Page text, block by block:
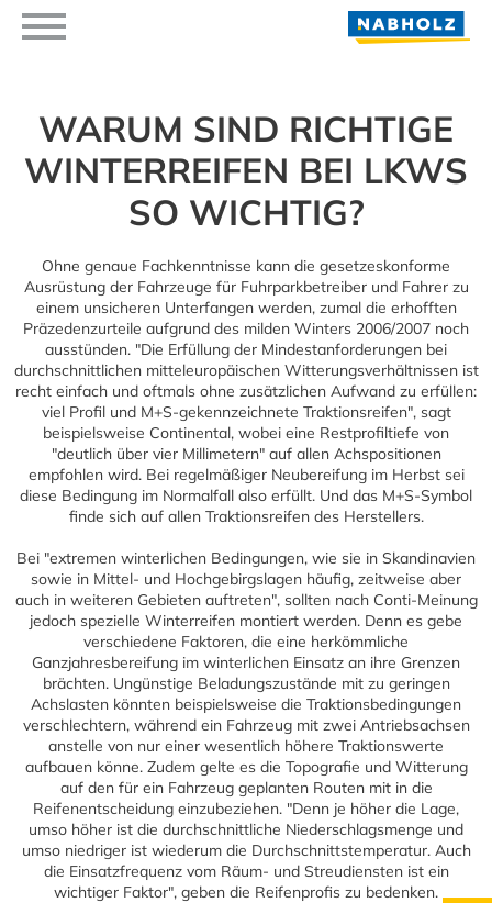
WARUM SIND RICHTIGE
WINTERREIFEN BEI LKWS
SO WICHTIG?
Ohne genaue Fachkenntnisse kann die gesetzeskonforme
Ausrüstung der Fahrzeuge für Fuhrparkbetreiber und Fahrer zu
einem unsicheren Unterfangen werden, zumal die erhofften
Präzedenzurteile aufgrund des milden Winters 2006/2007 noch
ausstünden. "Die Erfüllung der Mindestanforderungen bei
durchschnittlichen mitteleuropäischen Witterungsverhältnissen ist
recht einfach und oftmals ohne zusätzlichen Aufwand zu erfüllen:
viel Profil und M+S-gekennzeichnete Traktionsreifen", sagt
beispielsweise Continental, wobei eine Restprofiltiefe von
"deutlich über vier Millimetern" auf allen Achspositionen
empfohlen wird. Bei regelmäßiger Neubereifung im Herbst sei
diese Bedingung im Normalfall also erfüllt. Und das M+S-Symbol
finde sich auf allen Traktionsreifen des Herstellers.
Bei "extremen winterlichen Bedingungen, wie sie in Skandinavien
sowie in Mittel- und Hochgebirgslagen häufig, zeitweise aber
auch in weiteren Gebieten auftreten", sollten nach Conti-Meinung
jedoch spezielle Winterreifen montiert werden. Denn es gebe
verschiedene Faktoren, die eine herkömmliche
Ganzjahresbereifung im winterlichen Einsatz an ihre Grenzen
brächten. Ungünstige Beladungszustände mit zu geringen
Achslasten könnten beispielsweise die Traktionsbedingungen
verschlechtern, während ein Fahrzeug mit zwei Antriebsachsen
anstelle von nur einer wesentlich höhere Traktionswerte
aufbauen könne. Zudem gelte es die Topografie und Witterung
auf den für ein Fahrzeug geplanten Routen mit in die
Reifenentscheidung einzubeziehen. "Denn je höher die Lage,
umso höher ist die durchschnittliche Niederschlagsmenge und
umso niedriger ist wiederum die Durchschnittstemperatur. Auch
die Einsatzfrequenz vom Räum- und Streudiensten ist ein
wichtiger Faktor", geben die Reifenprofis zu bedenken.